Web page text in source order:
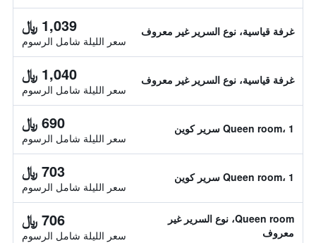
غرفة قياسية، نوع السرير غير معروف 1,039 ﷼
سعر الليلة شامل الرسوم
غرفة قياسية، نوع السرير غير معروف 1,040 ﷼
سعر الليلة شامل الرسوم
Queen room، 1 سرير كوين 690 ﷼
سعر الليلة شامل الرسوم
Queen room، 1 سرير كوين 703 ﷼
سعر الليلة شامل الرسوم
Queen room، نوع السرير غير
معروف
706 ﷼
سعر الليلة شامل الرسوم